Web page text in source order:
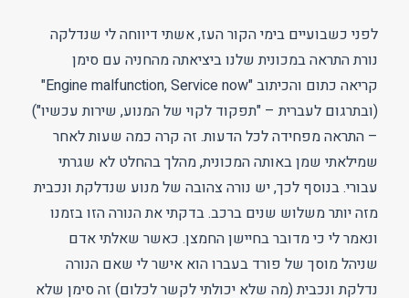
לפני כשבועיים בימי הקור העז, אשתי דיווחה לי שנדלקה
נורת התראה במכונית שלנו ביציאתה מהחניה עם סימן
קריאה כתום והכיתוב "Engine malfunction, Service now"
(ובתרגום לעברית – "תפקוד לקוי של המנוע, שירות עכשיו")
– התראה מפחידה לכל הדעות. זה קרה כמה שעות לאחר
שמילאתי שמן באותה המכונית, מהלך בהחלט לא שגרתי
עבורי. בנוסף לכך, יש נורה צהובה של מנוע שנדלקת ונכבית
מזה יותר משלוש שנים ברכב. בדקתי את הנורה הזו בזמנו
ונאמר לי כי מדובר בחיישן החמצן. כאשר שאלתי אדם
שניהל מוסך של פורד בעברו הוא אישר לי שאם הנורה
נדלקת ונכבית (מה שלא יכולתי לקשר לכלום) זה סימן שלא